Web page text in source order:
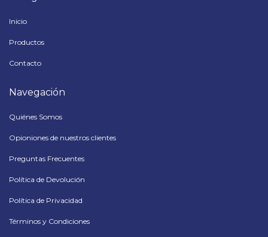
Inicio
Productos
Contacto
Navegación
Quiénes Somos
Opioniones de nuestros clientes
Preguntas Frecuentes
Política de Devolución
Política de Privacidad
Términos y Condiciones